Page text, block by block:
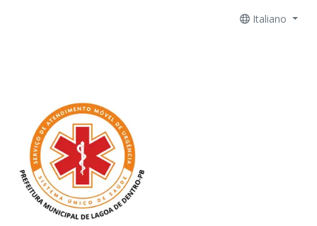
Italiano